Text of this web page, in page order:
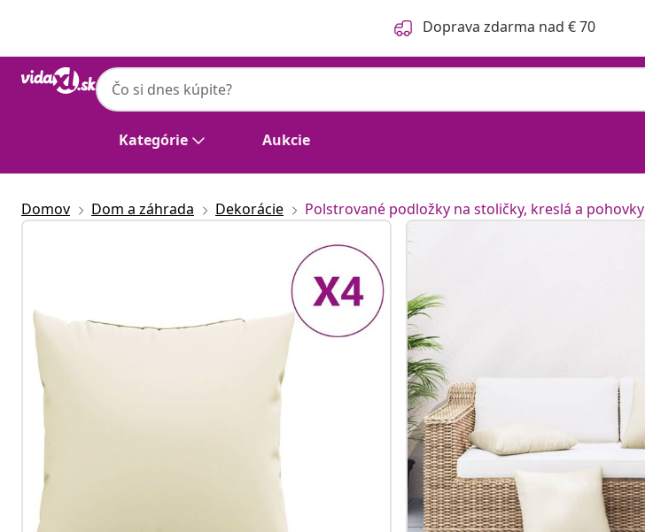
Doprava zdarma nad € 70
Kategórie Aukcie
Domov Dom a záhrada Dekorácie Polstrované podložky na stoličky, kreslá a pohovky